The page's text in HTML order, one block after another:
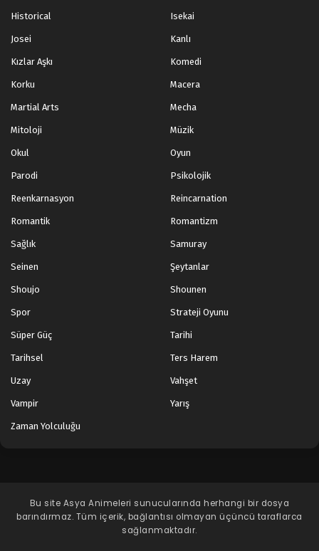
Historical Isekai
Josei Kanlı
Kızlar Aşkı Komedi
Korku Macera
Martial Arts Mecha
Mitoloji Müzik
Okul Oyun
Parodi Psikolojik
Reenkarnasyon Reincarnation
Romantik Romantizm
Sağlık Samuray
Seinen Şeytanlar
Shoujo Shounen
Spor Strateji Oyunu
Süper Güç Tarihi
Tarihsel Ters Harem
Uzay Vahşet
Vampir Yarış
Zaman Yolculuğu
Bu site Asya Animeleri sunucularında herhangi bir dosya
barındırmaz. Tüm içerik, bağlantısı olmayan üçüncü taraflarca
sağlanmaktadır.